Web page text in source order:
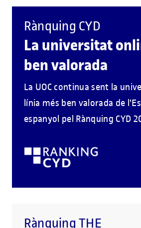
Rànquing CYD
La universitat
ben valorada
La UOC continua sent la
línia més ben valorada de
espanyol pel Rànquing CYD
Rànquing THE